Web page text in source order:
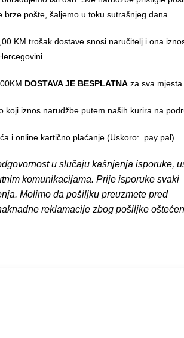
pošte, šaljemo u toku sutrašnjeg dana.
KM trošak dostave snosi naručitelj i ona
DOSTAVA JE BESPLATNA za sva mjesta
koji iznos narudžbe putem naših kurira na
i online kartično plaćanje (Uskoro: pay pal).
u slučaju kašnjenja isporuke,
komunikacijama. Prije isporuke svaki
Molimo da pošiljku preuzmete pred
reklamacije zbog pošiljke